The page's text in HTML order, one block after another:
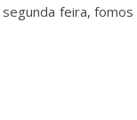
feira,